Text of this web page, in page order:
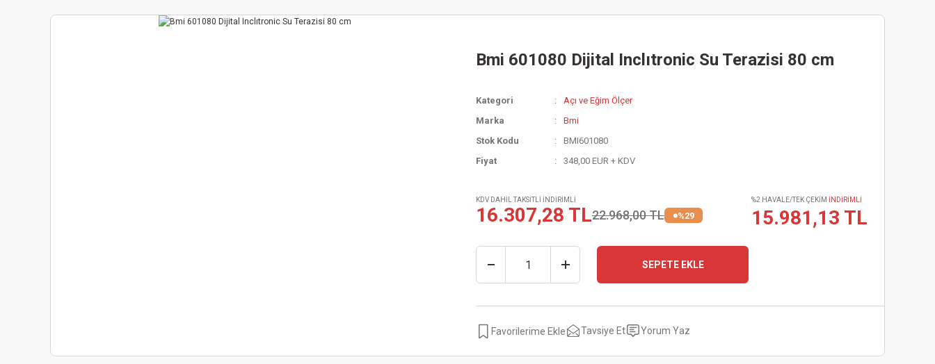
Bmi 601080 Dijital Inclıtronic Su Terazisi 80 cm
Kategori
Açı ve Eğim Ölçer
Marka
Bmi
Stok Kodu
BMI601080
Fiyat
348,00 EUR + KDV
KDV DAHİL TAKSİTLİ İNDİRİMLİ
16.307,28 TL22.968,00 TL %29
%2 HAVALE/TEK ÇEKİM İNDİRİMLİ
15.981,13 TL
SEPETE EKLE
Tavsiye Et Yorum Yaz